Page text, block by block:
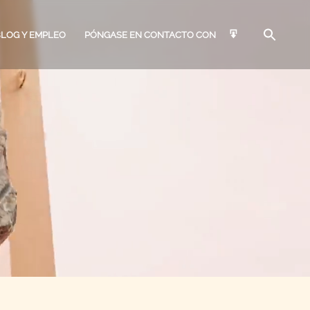
ARQUITECTOS &
DE EDIFICIOS
Y EMPLEO
EMPLEO
PÓNGASE EN CONTACTO CON